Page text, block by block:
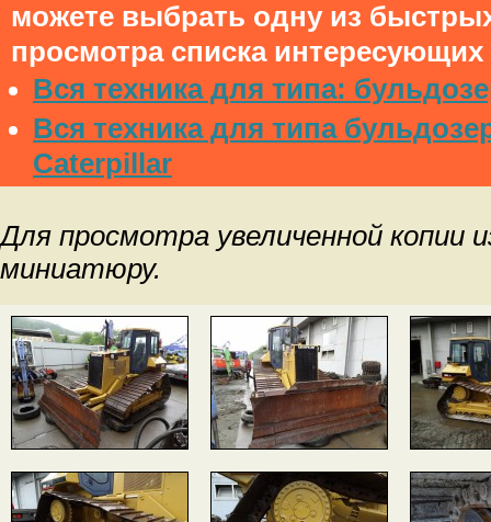
можете выбрать одну из
просмотра списка
Вся техника для типа:
Вся техника для типа
Caterpillar
Для просмотра увеличенной копии
миниатюру.